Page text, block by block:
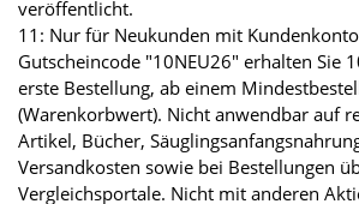
veröffentlicht.
11: Nur für Neukunden mit
Gutscheincode "10NEU26" erhalten Sie
erste Bestellung, ab einem
(Warenkorbwert). Nicht anwendbar auf
Artikel, Bücher,
Versandkosten sowie bei Bestellungen
Vergleichsportale. Nicht mit anderen